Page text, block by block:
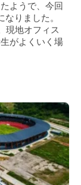
ようで、今回
りました。
現地オフィス
がよくいく場